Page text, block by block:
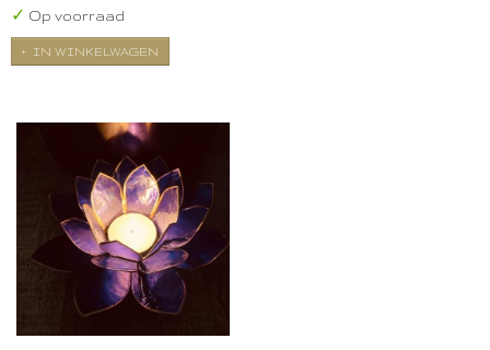
✓ Op voorraad
IN WINKELWAGEN